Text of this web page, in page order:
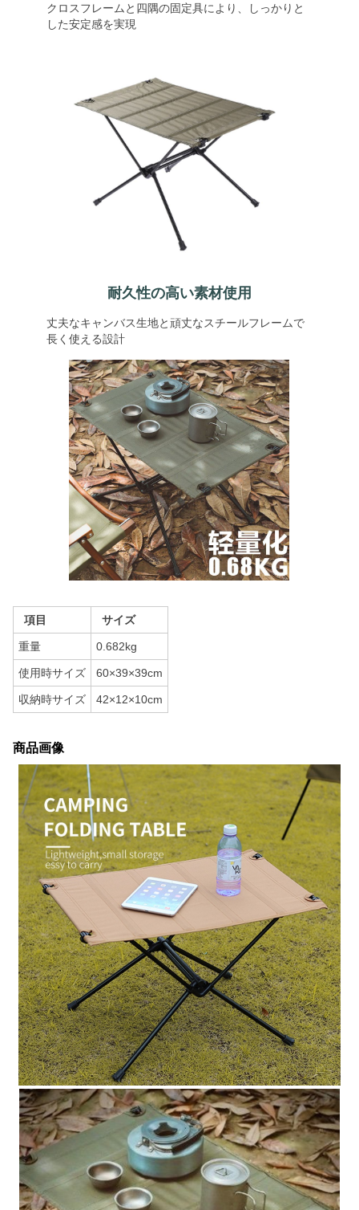
クロスフレームと四隅の固定具により、しっかりと
した安定感を実現
耐久性の高い素材使用
丈夫なキャンバス生地と頑丈なスチールフレームで
長く使える設計
項目 サイズ
重量 0.682kg
使用時サイズ 60×39×39cm
収納時サイズ 42×12×10cm
商品画像